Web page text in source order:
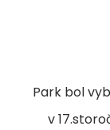
Park bol
v